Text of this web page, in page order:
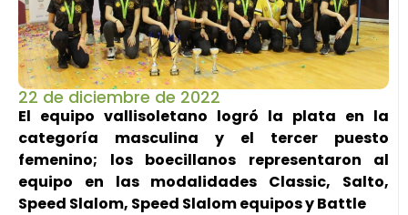
22 de diciembre de 2022
El equipo vallisoletano logró la plata en la
categoría masculina y el tercer puesto
femenino; los boecillanos representaron al
equipo en las modalidades Classic, Salto,
Speed Slalom, Speed Slalom equipos y Battle